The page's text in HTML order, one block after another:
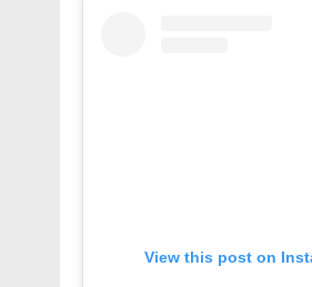
View this post on